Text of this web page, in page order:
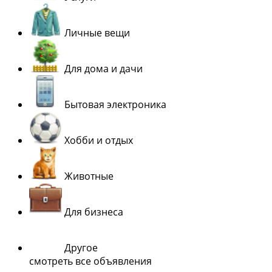
Личные вещи
Для дома и дачи
Бытовая электроника
Хобби и отдых
Животные
Для бизнеса
Другое
смотреть все объявления